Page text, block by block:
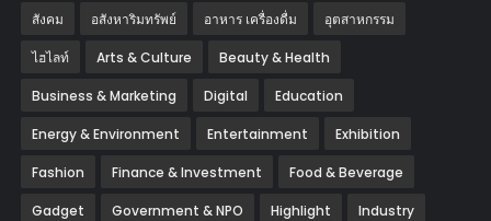
สังคม อสังหาริมทรัพย์ อาหาร เครื่องดื่ม อุตสาหกรรม
ไฮไลท์ Arts & Culture Beauty & Health
Business & Marketing Digital Education
Energy & Environment Entertainment Exhibition
Fashion Finance & Investment Food & Beverage
Gadget Government & NPO Highlight Industry